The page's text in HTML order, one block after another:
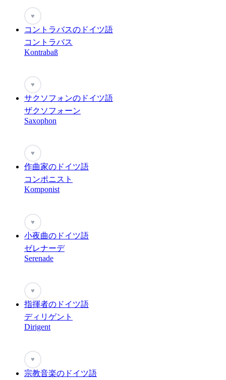
♥
コントラバスのドイツ語
コントラバス
Kontrabaß
♥
サクソフォンのドイツ語
ザクソフォーン
Saxophon
♥
作曲家のドイツ語
コンポニスト
Komponist
♥
小夜曲のドイツ語
ゼレナーデ
Serenade
♥
指揮者のドイツ語
ディリゲント
Dirigent
♥
宗教音楽のドイツ語